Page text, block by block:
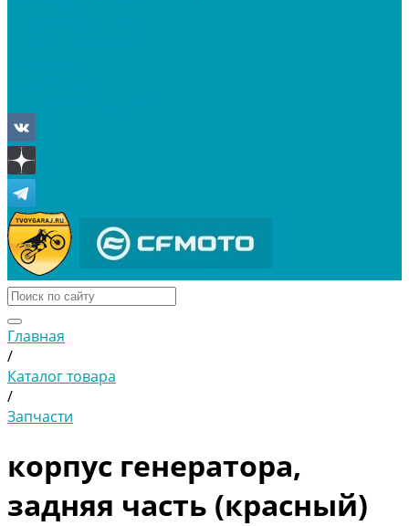
Главная
/
Каталог товара
/
Запчасти
корпус генератора,
задняя часть (красный)